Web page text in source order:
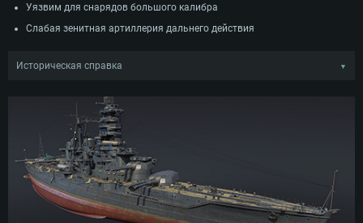
Уязвим для снарядов большого калибра
Слабая зенитная артиллерия дальнего действия
Историческая справка ▼
крейсера HMS Invincible в 1908 году, японский флот также пожелал
качественного улучшения собственного боевого потенциала за счёт
постройки современных военных кораблей. Проблема была в том, что
японские судостроительные верфи не обладали достаточным объёмом
знаний и технологиями для реализации данной программы. По
действующему тогда соглашению о военно-морском сотрудничестве,
Япония обратилась к британской компании Vickers, которая, помимо
помощи в проектировании нового типа военных кораблей для Японии,
также согласилась построить головной корабль серии, Kongō, тогда как
остальные корабли серии должны были строиться в Японии.